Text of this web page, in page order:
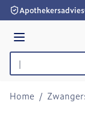
Ga naar de
Apothekersadvies
Menu
Product, merk,
Home /